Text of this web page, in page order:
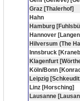
Graz [Thalerhof]
Hahn
Hamburg
Hannover
Hilversum (The
Innsbruck
Klagenfurt
Köln/Bonn
Leipzig
Linz [Horsching]
Lausanne